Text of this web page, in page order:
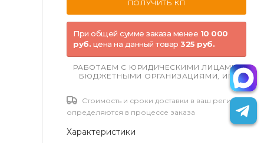
При общей сумме заказа менее 10 000
руб. цена на данный товар 325 руб.
РАБОТАЕМ С ЮРИДИЧЕСКИМИ ЛИЦАМИ,
БЮДЖЕТНЫМИ ОРГАНИЗАЦИЯМИ, ИП
Стоимость и сроки доставки в ваш регион
определяются в процессе заказа
Характеристики